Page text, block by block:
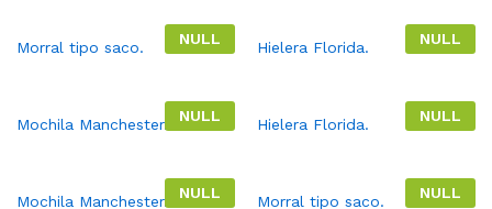
NULL
Morral tipo saco. NULL
Hielera Florida.
NULL
Mochila Manchester. NULL
Hielera Florida.
NULL
Mochila Manchester. NULL
Morral tipo saco.